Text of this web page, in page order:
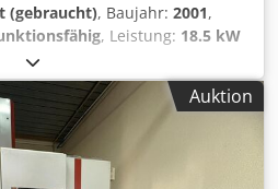
(gebraucht), Baujahr: 2001,
, Leistung: 18.5 kW
Typ GHZ 600
300 mm
Arbeitsbreite des Rotors: 300mm
Rotor-Drehzahl: 600
40 x 40 mm Sieblochung:
Schaltschrank: komplett
Auktion